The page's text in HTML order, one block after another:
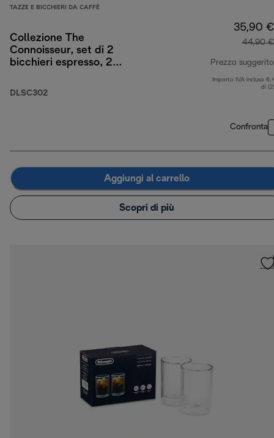
TAZZE E BICCHIERI DA CAFFÈ
Collezione The
Connoisseur, set di 2
bicchieri espresso, 2
lattemacchiato in
DLSC302
35,90 €
44,90 €
Prezzo suggerito
Importo IVA incluso
di
Confronta
Aggiungi al carrello
Scopri di più